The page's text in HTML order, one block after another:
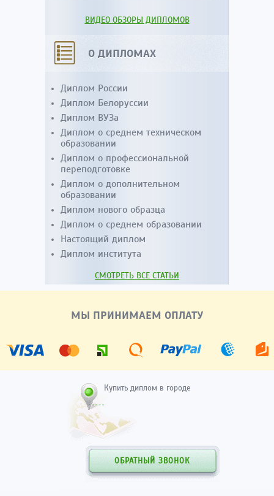
ВИДЕО ОБЗОРЫ ДИПЛОМОВ
О ДИПЛОМАХ
Диплом России
Диплом Белоруссии
Диплом ВУЗа
Диплом о среднем техническом
образовании
Диплом о профессиональной
переподготовке
Диплом о дополнительном
образовании
Диплом нового образца
Диплом о среднем образовании
Настоящий диплом
Диплом института
СМОТРЕТЬ ВСЕ СТАТЬИ
МЫ ПРИНИМАЕМ ОПЛАТУ
Купить диплом в городе
ОБРАТНЫЙ ЗВОНОК